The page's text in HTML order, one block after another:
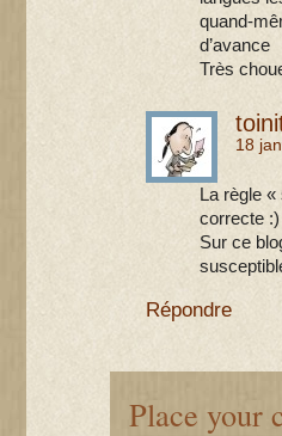
quand-
d’avance
Très
18
La règle
correcte :)
Sur ce
Répondre
Place your